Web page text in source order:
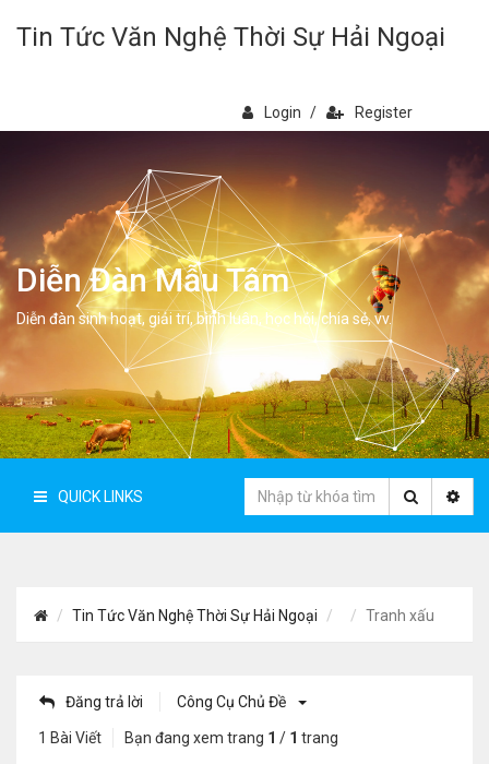
Tin Tức Văn Nghệ Thời Sự Hải Ngoại
Login / Register
Diễn Đàn Mẫu Tâm
Diễn đàn sinh hoạt, giải trí, bình luân, học hỏi, chia sẻ, vv.
QUICK LINKS
Tin Tức Văn Nghệ Thời Sự Hải Ngoại Tranh xấu
Đăng trả lời Công Cụ Chủ Đề
1 Bài Viết Bạn đang xem trang 1 / 1 trang